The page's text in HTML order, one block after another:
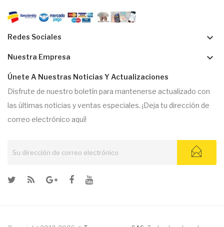
Redes Sociales keyboard_arrow_down
Nuestra Empresa keyboard_arrow_down
Únete A Nuestras Noticias Y Actualizaciones
Disfrute de nuestro boletín para mantenerse actualizado con
las últimas noticias y ventas especiales. ¡Deja tu dirección de
correo electrónico aquí!